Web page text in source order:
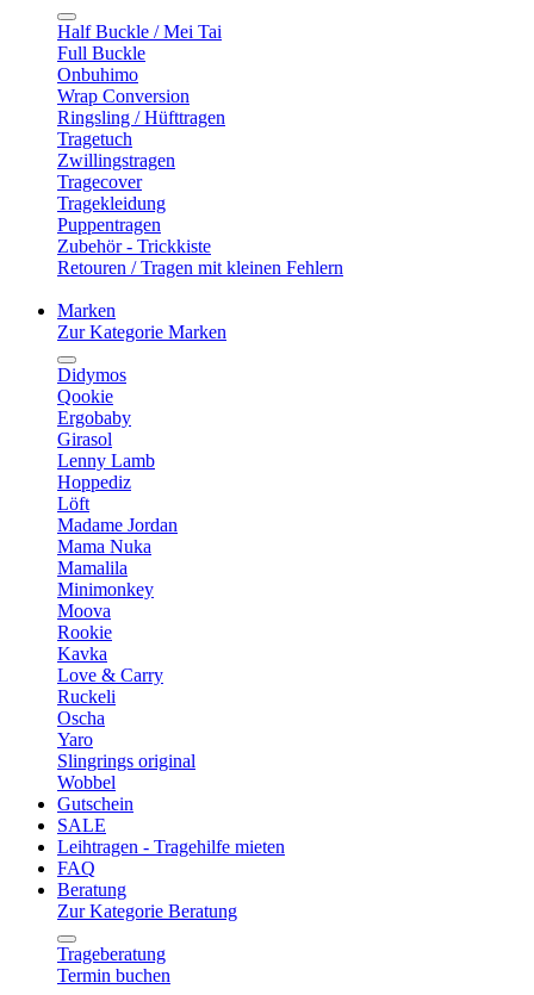
Half Buckle / Mei Tai
Full Buckle
Onbuhimo
Wrap Conversion
Ringsling / Hüfttragen
Tragetuch
Zwillingstragen
Tragecover
Tragekleidung
Puppentragen
Zubehör - Trickkiste
Retouren / Tragen mit kleinen Fehlern
Marken
Zur Kategorie Marken
Didymos
Qookie
Ergobaby
Girasol
Lenny Lamb
Hoppediz
Löft
Madame Jordan
Mama Nuka
Mamalila
Minimonkey
Moova
Rookie
Kavka
Love & Carry
Ruckeli
Oscha
Yaro
Slingrings original
Wobbel
Gutschein
SALE
Leihtragen - Tragehilfe mieten
FAQ
Beratung
Zur Kategorie Beratung
Trageberatung
Termin buchen